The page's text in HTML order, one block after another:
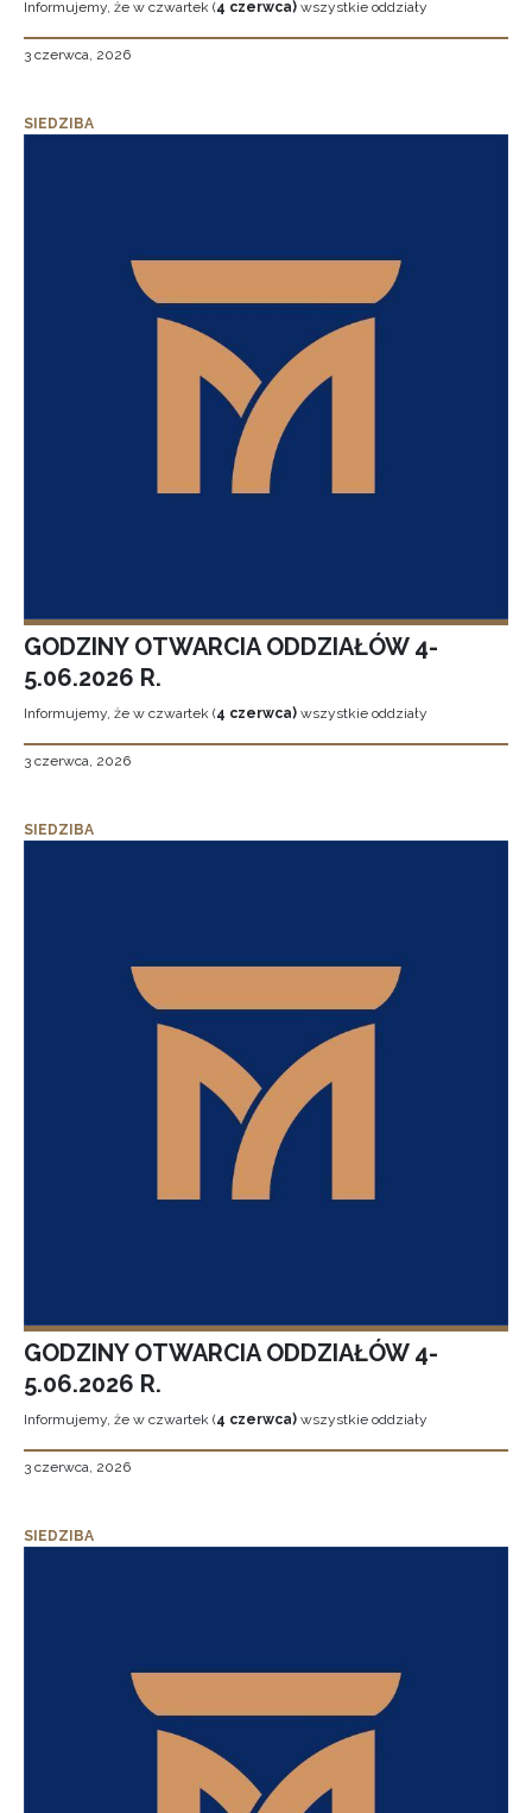
Informujemy, że w czwartek (4 czerwca) wszystkie oddziały
3 czerwca, 2026
SIEDZIBA
GODZINY OTWARCIA ODDZIAŁÓW 4-
5.06.2026 R.
Informujemy, że w czwartek (4 czerwca) wszystkie oddziały
3 czerwca, 2026
SIEDZIBA
GODZINY OTWARCIA ODDZIAŁÓW 4-
5.06.2026 R.
Informujemy, że w czwartek (4 czerwca) wszystkie oddziały
3 czerwca, 2026
SIEDZIBA